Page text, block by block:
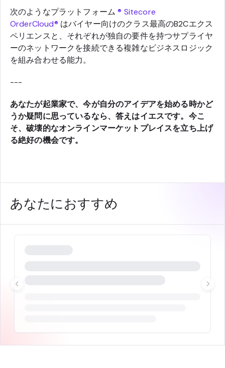
次のようなプラットフォーム® Sitecore
OrderCloud® はバイヤー向けのクラス最高のB2Cエクス
ペリエンスと、それぞれが独自の要件を持つサプライヤ
ーのネットワークを接続できる複雑なビジネスロジック
を組み合わせる能力。
---
あなたが起業家で、今が自分のアイデアを始める時かど
うか疑問に思っているなら、答えはイエスです。今こ
そ、破壊的なオンラインマーケットプレイスを立ち上げ
る絶好の機会です。
あなたにおすすめ